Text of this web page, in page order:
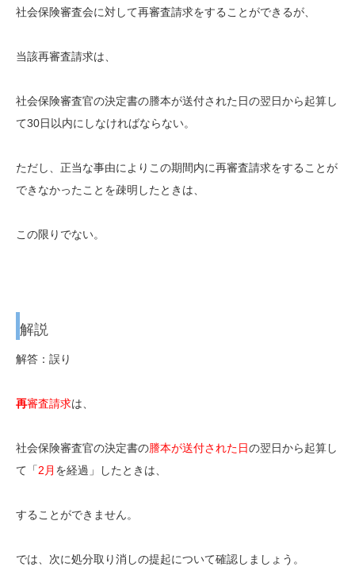
社会保険審査会に対して再審査請求をすることができるが、
当該再審査請求は、
社会保険審査官の決定書の謄本が送付された日の翌日から起算し
て30日以内にしなければならない。
ただし、正当な事由によりこの期間内に再審査請求をすることが
できなかったことを疎明したときは、
この限りでない。
解説
解答：誤り
再審査請求は、
社会保険審査官の決定書の謄本が送付された日の翌日から起算し
て「2月 を経過」したときは、
することができません。
では、次に処分取り消しの提起について確認しましょう。